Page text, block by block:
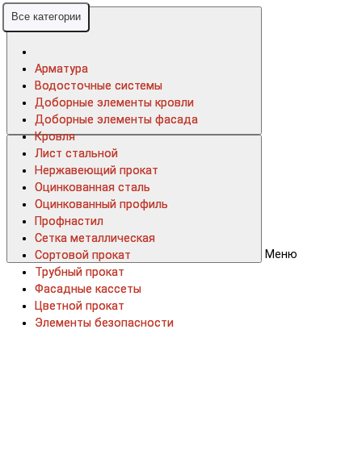
Меню
Все категории
Арматура
Водосточные системы
Доборные элементы кровли
Доборные элементы фасада
Кровля
Лист стальной
Нержавеющий прокат
Оцинкованная сталь
Оцинкованный профиль
Профнастил
Сетка металлическая
Сортовой прокат
Трубный прокат
Фасадные кассеты
Цветной прокат
Элементы безопасности
Все категории
Арматура
Водосточные системы
Доборные элементы кровли
Доборные элементы фасада
Кровля
Лист стальной
Нержавеющий прокат
Оцинкованная сталь
Оцинкованный профиль
Профнастил
Сетка металлическая
Сортовой прокат
Трубный прокат
Фасадные кассеты
Цветной прокат
Элементы безопасности